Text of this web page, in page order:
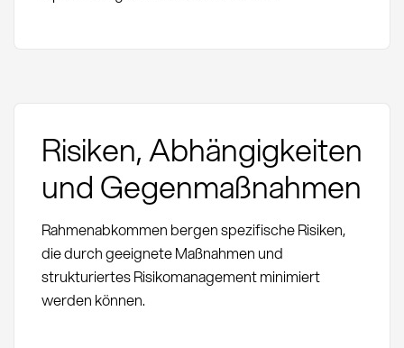
Risiken, Abhängigkeiten
und Gegenmaßnahmen
Rahmenabkommen bergen spezifische Risiken,
die durch geeignete Maßnahmen und
strukturiertes Risikomanagement minimiert
werden können.